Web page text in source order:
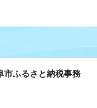
ふるさと納税事務